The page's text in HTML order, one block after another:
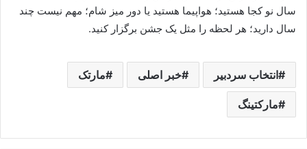
سال نو کجا هستید؛ هواپیما هستید یا دور میز شام؛ مهم نیست چند
سال دارید؛ هر لحظه را مثل یک جشن برگزار کنید.
انتخاب سردبیر خبر اصلی مارتک
مارکتینگ